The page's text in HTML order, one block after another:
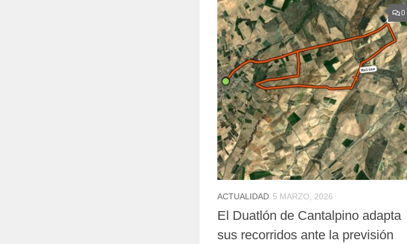
0
ACTUALIDAD 5 MARZO, 2026
El Duatlón de Cantalpino adapta
sus recorridos ante la previsión